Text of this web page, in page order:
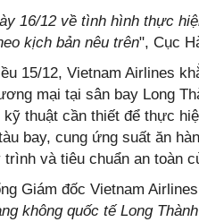
16/12 về tình hình thực
kịch bản nêu trên", Cục
15/12, Vietnam Airlines
mại tại sân bay Long
thuật cần thiết để thực
bay, cung ứng suất ăn
và tiêu chuẩn an toàn
Giám đốc Vietnam
không quốc tế Long